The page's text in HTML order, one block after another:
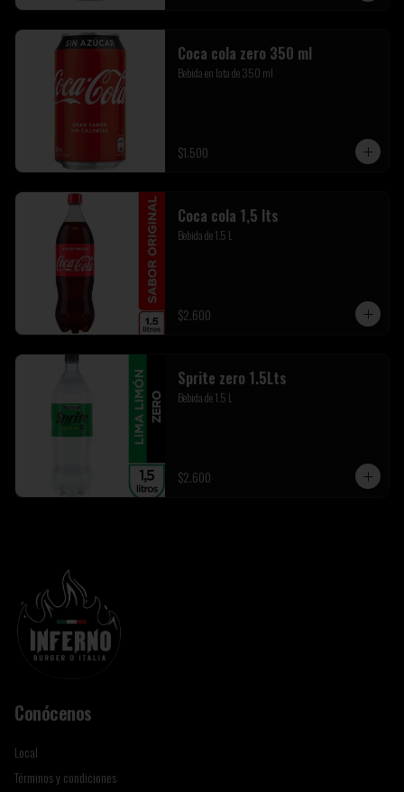
Coca cola zero 350 ml
Bebida en lata de 350 ml
$1.500
Coca cola 1,5 lts
Bebida de 1.5 L
$2.600
Sprite zero 1.5Lts
Bebida de 1.5 L
$2.600
Conócenos
Local
Términos y condiciones